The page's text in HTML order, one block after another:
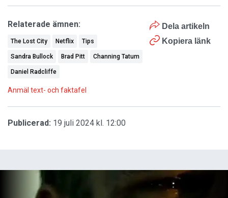
Dela artikeln
Kopiera länk
Relaterade ämnen:
The Lost City Netflix Tips
Sandra Bullock Brad Pitt Channing Tatum
Daniel Radcliffe
Anmäl text- och faktafel
Publicerad: 19 juli 2024 kl. 12:00